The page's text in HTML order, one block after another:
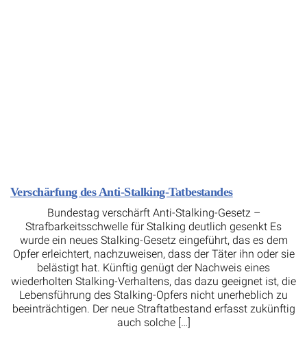
Verschärfung des Anti-Stalking-Tatbestandes
Bundestag verschärft Anti-Stalking-Gesetz –
Strafbarkeitsschwelle für Stalking deutlich gesenkt Es
wurde ein neues Stalking-Gesetz eingeführt, das es dem
Opfer erleichtert, nachzuweisen, dass der Täter ihn oder sie
belästigt hat. Künftig genügt der Nachweis eines
wiederholten Stalking-Verhaltens, das dazu geeignet ist, die
Lebensführung des Stalking-Opfers nicht unerheblich zu
beeinträchtigen. Der neue Straftatbestand erfasst zukünftig
auch solche […]